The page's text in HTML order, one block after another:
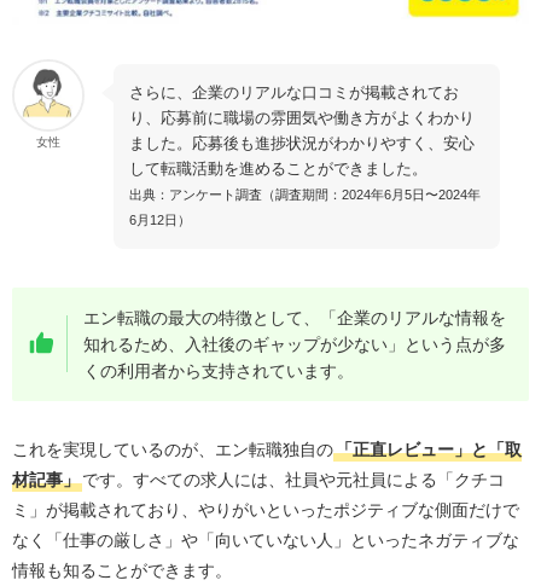
女性
さらに、企業のリアルな口コミが掲載されてお
り、応募前に職場の雰囲気や働き方がよくわかり
ました。応募後も進捗状況がわかりやすく、安心
して転職活動を進めることができました。
出典：アンケート調査（調査期間：2024年6月5日〜2024年
6月12日）
エン転職の最大の特徴として、「企業のリアルな情報を
知れるため、入社後のギャップが少ない」という点が多
くの利用者から支持されています。
これを実現しているのが、エン転職独自の「正直レビュー」と「取
材記事」です。すべての求人には、社員や元社員による「クチコ
ミ」が掲載されており、やりがいといったポジティブな側面だけで
なく「仕事の厳しさ」や「向いていない人」といったネガティブな
情報も知ることができます。